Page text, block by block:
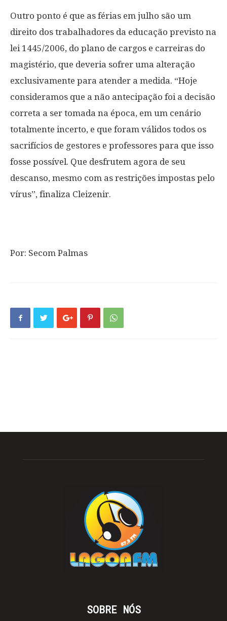
Outro ponto é que as férias em julho são um
direito dos trabalhadores da educação previsto na
lei 1445/2006, do plano de cargos e carreiras do
magistério, que deveria sofrer uma alteração
exclusivamente para atender a medida. “Hoje
consideramos que a não antecipação foi a decisão
correta a ser tomada na época, em um cenário
totalmente incerto, e que foram válidos todos os
sacrifícios de gestores e professores para que isso
fosse possível. Que desfrutem agora de seu
descanso, mesmo com as restrições impostas pelo
vírus”, finaliza Cleizenir.
Por: Secom Palmas
SOBRE NÓS